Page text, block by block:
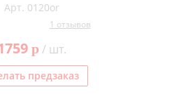
Арт. 0120or
1 отзывов
p/ шт.
предзаказ